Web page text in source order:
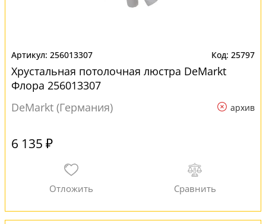
256013307 25797
Хрустальная потолочная люстра DeMarkt
Флора 256013307
DeMarkt (Германия)
архив
6 135 ₽